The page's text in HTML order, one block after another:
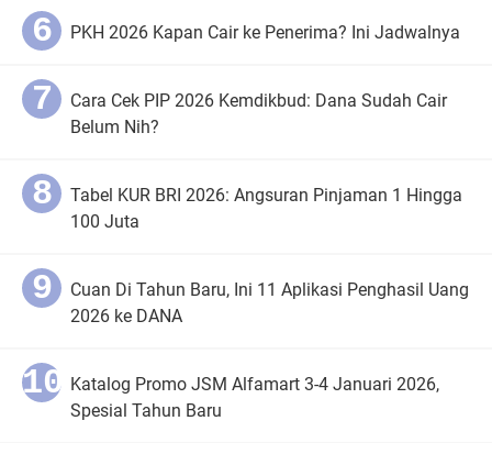
PKH 2026 Kapan Cair ke Penerima? Ini Jadwalnya
Cara Cek PIP 2026 Kemdikbud: Dana Sudah Cair
Belum Nih?
Tabel KUR BRI 2026: Angsuran Pinjaman 1 Hingga
100 Juta
Cuan Di Tahun Baru, Ini 11 Aplikasi Penghasil Uang
2026 ke DANA
Katalog Promo JSM Alfamart 3-4 Januari 2026,
Spesial Tahun Baru